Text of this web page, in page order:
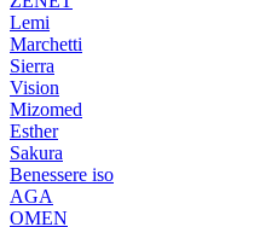
Lemi
Marchetti
Sierra
Vision
Mizomed
Esther
Sakura
Benessere iso
AGA
OMEN